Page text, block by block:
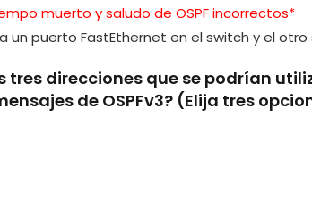
muerto y saludo de OSPF incorrectos*
un puerto FastEthernet en el switch y el
tres direcciones que se podrían
de OSPFv3? (Elija tres